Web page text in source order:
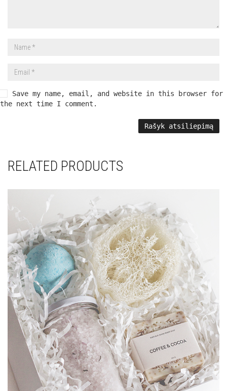
Save my name, email, and website in this browser for
the next time I comment.
RELATED PRODUCTS